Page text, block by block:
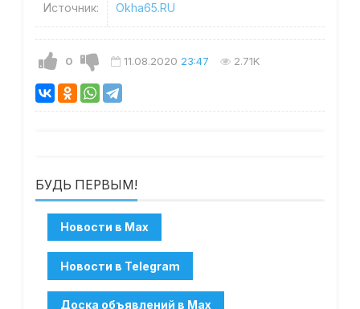
Источник: Okha65.RU
0 11.08.2020 23:47 2.71K
БУДЬ ПЕРВЫМ!